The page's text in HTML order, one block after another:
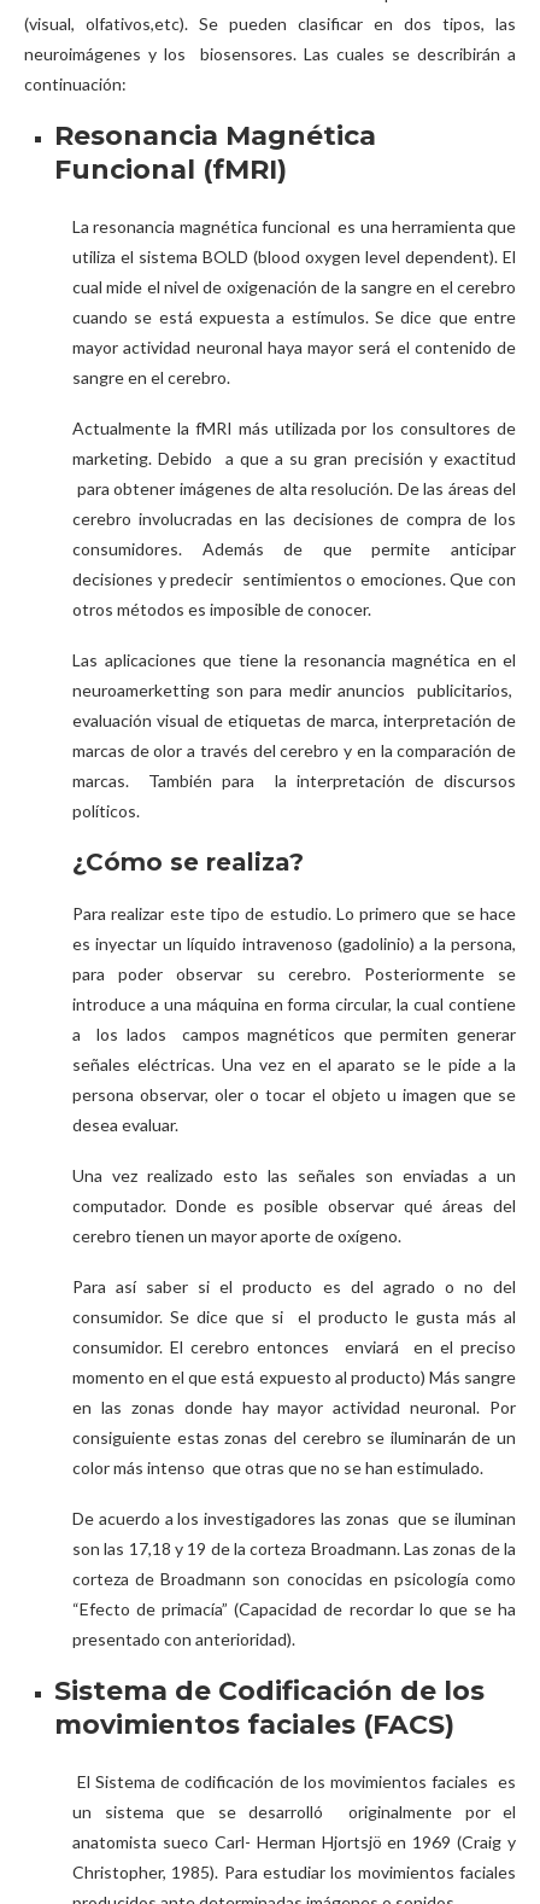
(visual, olfativos,etc). Se pueden clasificar en dos tipos, las
neuroimágenes y los biosensores. Las cuales se describirán a
continuación:
Resonancia Magnética
Funcional (fMRI)
La resonancia magnética funcional es una herramienta que
utiliza el sistema BOLD (blood oxygen level dependent). El
cual mide el nivel de oxigenación de la sangre en el cerebro
cuando se está expuesta a estímulos. Se dice que entre
mayor actividad neuronal haya mayor será el contenido de
sangre en el cerebro.
Actualmente la fMRI más utilizada por los consultores de
marketing. Debido a que a su gran precisión y exactitud
para obtener imágenes de alta resolución. De las áreas del
cerebro involucradas en las decisiones de compra de los
consumidores. Además de que permite anticipar
decisiones y predecir sentimientos o emociones. Que con
otros métodos es imposible de conocer.
Las aplicaciones que tiene la resonancia magnética en el
neuroamerketting son para medir anuncios publicitarios,
evaluación visual de etiquetas de marca, interpretación de
marcas de olor a través del cerebro y en la comparación de
marcas. También para la interpretación de discursos
políticos.
¿Cómo se realiza?
Para realizar este tipo de estudio. Lo primero que se hace
es inyectar un líquido intravenoso (gadolinio) a la persona,
para poder observar su cerebro. Posteriormente se
introduce a una máquina en forma circular, la cual contiene
a los lados campos magnéticos que permiten generar
señales eléctricas. Una vez en el aparato se le pide a la
persona observar, oler o tocar el objeto u imagen que se
desea evaluar.
Una vez realizado esto las señales son enviadas a un
computador. Donde es posible observar qué áreas del
cerebro tienen un mayor aporte de oxígeno.
Para así saber si el producto es del agrado o no del
consumidor. Se dice que si el producto le gusta más al
consumidor. El cerebro entonces enviará en el preciso
momento en el que está expuesto al producto) Más sangre
en las zonas donde hay mayor actividad neuronal. Por
consiguiente estas zonas del cerebro se iluminarán de un
color más intenso que otras que no se han estimulado.
De acuerdo a los investigadores las zonas que se iluminan
son las 17,18 y 19 de la corteza Broadmann. Las zonas de la
corteza de Broadmann son conocidas en psicología como
“Efecto de primacía” (Capacidad de recordar lo que se ha
presentado con anterioridad).
Sistema de Codificación de los
movimientos faciales (FACS)
El Sistema de codificación de los movimientos faciales es
un sistema que se desarrolló originalmente por el
anatomista sueco Carl- Herman Hjortsjö en 1969 (Craig y
Christopher, 1985). Para estudiar los movimientos faciales